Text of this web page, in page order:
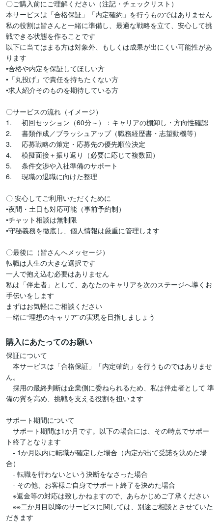
〇ご購入前にご理解ください（注記・チェックリスト）
本サービスは「合格保証」「内定確約」を行うものではありません
私の役割は皆さんと一緒に準備し、最適な戦略を立て、安心して挑
戦できる状態を作ることです
以下に当てはまる方は対象外、もしくは成果が出にくい可能性があ
ります
•合格や内定を保証してほしい方
•「丸投げ」で責任を持ちたくない方
•求人紹介そのものを期待している方
〇サービスの流れ（イメージ）
1.	初回セッション（60分～）：キャリアの棚卸し・方向性確認
2.	書類作成／ブラッシュアップ（職務経歴書・志望動機等）
3.	応募戦略の策定・応募先の優先順位決定
4.	模擬面接＋振り返り（必要に応じて複数回）
5.	条件交渉や入社準備のサポート
6.	現職の退職に向けた整理
〇 安心してご利用いただくために
•夜間・土日も対応可能（事前予約制）
•チャット相談は無制限
•守秘義務を徹底し、個人情報は厳重に管理します
〇最後に（皆さんへメッセージ）
転職は人生の大きな選択です
一人で抱え込む必要はありません
私は「伴走者」として、あなたのキャリアを次のステージへ導くお
手伝いをします
まずはお気軽にご相談ください
一緒に“理想のキャリア”の実現を目指しましょう
購入にあたってのお願い
保証について
本サービスは「合格保証」「内定確約」を行うものではありませ
ん。
採用の最終判断は企業側に委ねられるため、私は伴走者として 準
備の質を高め、挑戦を支える役割を担います
サポート期間について
サポート期間は1か月です。以下の場合には、その時点でサポー
ト終了となります
- 1か月以内に転職が確定した場合（内定が出て受諾を決めた場
合）
- 転職を行わないという決断をなさった場合
- その他、お客様ご自身でサポート終了を決めた場合
※返金等の対応は致しかねますので、あらかじめご了承ください
※※二か月目以降のサービスに関しては、別途ご相談とさせていた
だきます